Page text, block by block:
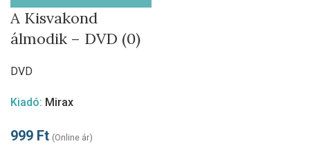
A Kisvakond
álmodik – DVD (0)
DVD
Kiadó: Mirax
999 Ft (Online ár)